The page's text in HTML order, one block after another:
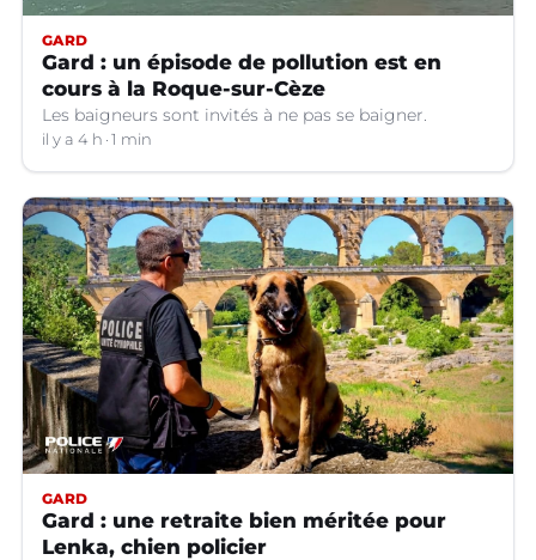
GARD
Gard : un épisode de pollution est en
cours à la Roque-sur-Cèze
Les baigneurs sont invités à ne pas se baigner.
il y a 4 h 1 min
GARD
Gard : une retraite bien méritée pour
Lenka, chien policier